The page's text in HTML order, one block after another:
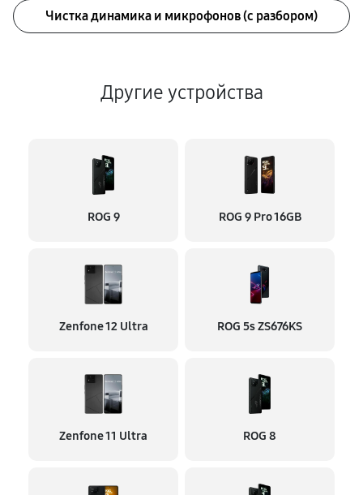
Чистка динамика и микрофонов (с разбором)
Другие устройства
ROG 9 ROG 9 Pro 16GB
Zenfone 12 Ultra ROG 5s ZS676KS
Zenfone 11 Ultra ROG 8